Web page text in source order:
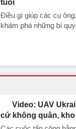
tuổi
Điều gì giúp các cụ
khám phá những bí
Video: UAV
cứ không quân,